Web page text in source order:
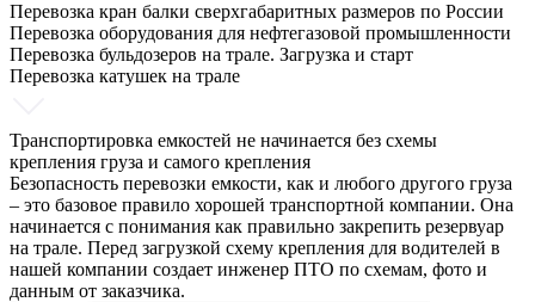
Перевозка кран балки сверхгабаритных размеров по России
Перевозка оборудования для нефтегазовой промышленности
Перевозка бульдозеров на трале. Загрузка и старт
Перевозка катушек на трале
Транспортировка емкостей не начинается без схемы
крепления груза и самого крепления
Безопасность перевозки емкости, как и любого другого груза
– это базовое правило хорошей транспортной компании. Она
начинается с понимания как правильно закрепить резервуар
на трале. Перед загрузкой схему крепления для водителей в
нашей компании создает инженер ПТО по схемам, фото и
данным от заказчика.